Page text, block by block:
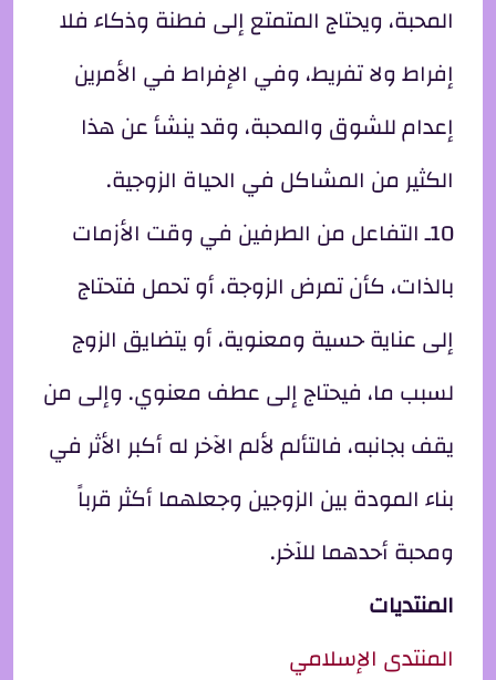
المحبة، ويحتاج المتمتع إلى فطنة وذكاء فلا
إفراط ولا تفريط، وفي الإفراط في الأمرين
إعدام للشوق والمحبة، وقد ينشأ عن هذا
الكثير من المشاكل في الحياة الزوجية.
10ـ التفاعل من الطرفين في وقت الأزمات
بالذات، كأن تمرض الزوجة، أو تحمل فتحتاج
إلى عناية حسية ومعنوية، أو يتضايق الزوج
لسبب ما، فيحتاج إلى عطف معنوي. وإلى من
يقف بجانبه، فالتألم لألم الآخر له أكبر الأثر في
بناء المودة بين الزوجين وجعلهما أكثر قرباً
ومحبة أحدهما للآخر.
المنتديات
المنتدى الإسلامي